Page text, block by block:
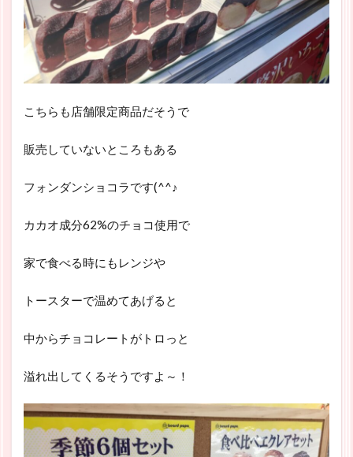
こちらも店舗限定商品だそうで
販売していないところもある
フォンダンショコラです(^^♪
カカオ成分62%のチョコ使用で
家で食べる時にもレンジや
トースターで温めてあげると
中からチョコレートがトロっと
溢れ出してくるそうですよ～！